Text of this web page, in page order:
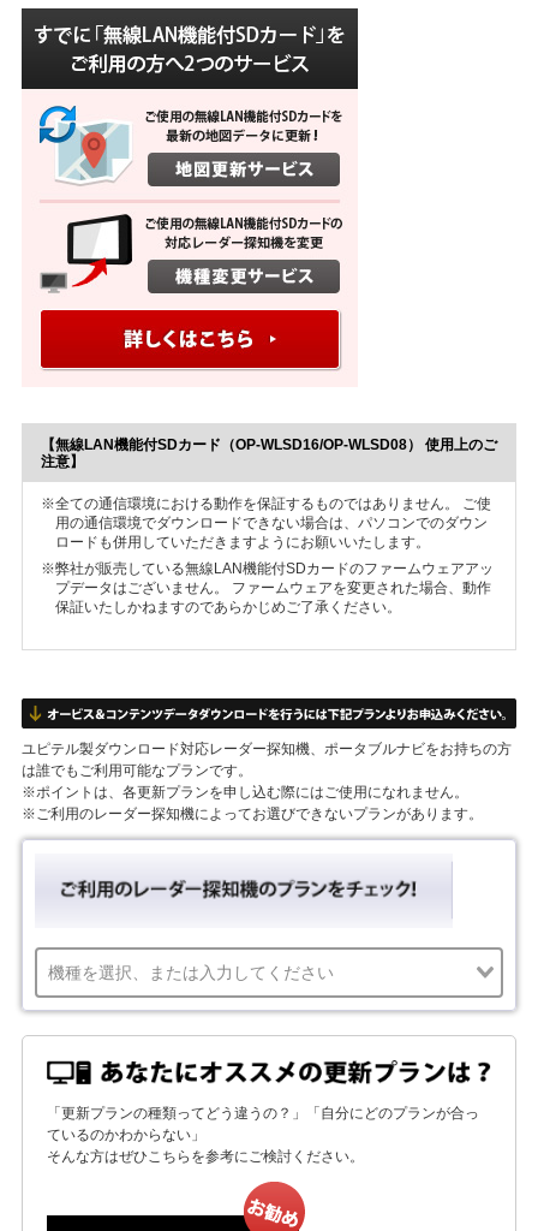
【無線LAN機能付SDカード（OP-WLSD16/OP-WLSD08） 使用上のご
注意】
※全ての通信環境における動作を保証するものではありません。 ご使
用の通信環境でダウンロードできない場合は、パソコンでのダウン
ロードも併用していただきますようにお願いいたします。
※弊社が販売している無線LAN機能付SDカードのファームウェアアッ
プデータはございません。 ファームウェアを変更された場合、動作
保証いたしかねますのであらかじめご了承ください。
ユピテル製ダウンロード対応レーダー探知機、ポータブルナビをお持ちの方
は誰でもご利用可能なプランです。
※ポイントは、各更新プランを申し込む際にはご使用になれません。
※ご利用のレーダー探知機によってお選びできないプランがあります。
「更新プランの種類ってどう違うの？」「自分にどのプランが合っ
ているのかわからない」
そんな方はぜひこちらを参考にご検討ください。